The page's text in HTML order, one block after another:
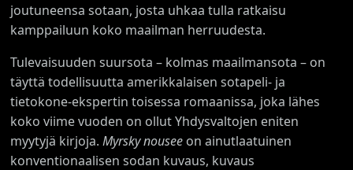
joutuneensa sotaan, josta uhkaa tulla ratkaisu
kamppailuun koko maailman herruudesta.
Tulevaisuuden suursota – kolmas maailmansota – on
täyttä todellisuutta amerikkalaisen sotapeli- ja
tietokone-ekspertin toisessa romaanissa, joka lähes
koko viime vuoden on ollut Yhdysvaltojen eniten
myytyjä kirjoja.Myrsky nousee on ainutlaatuinen
konventionaalisen sodan kuvaus, kuvaus